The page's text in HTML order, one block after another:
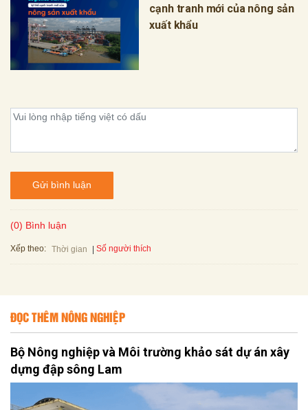
cạnh tranh mới của nông sản
xuất khẩu
Gửi bình luận
(0) Bình luận
Xếp theo: Thời gian Số người thích
ĐỌC THÊM NÔNG NGHIỆP
Bộ Nông nghiệp và Môi trường khảo sát dự án xây
dựng đập sông Lam